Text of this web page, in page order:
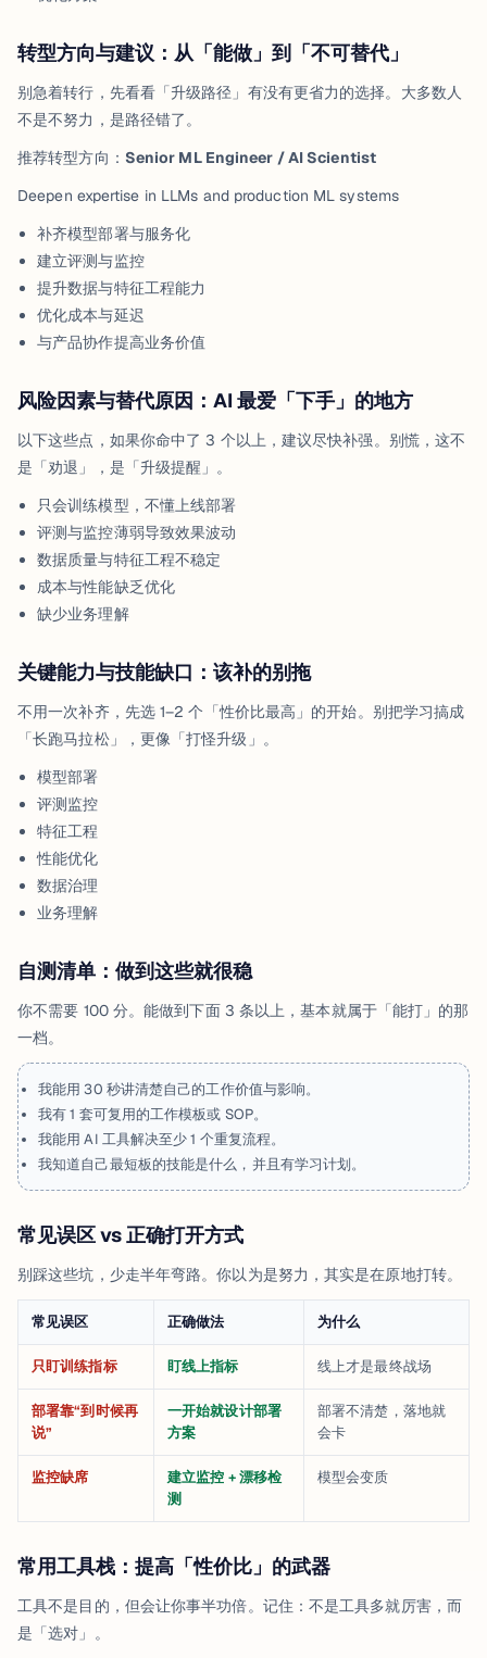
转型方向与建议：从「能做」到「不可替代」
别急着转行，先看看「升级路径」有没有更省力的选择。大多数人
不是不努力，是路径错了。
推荐转型方向： Senior ML Engineer / AI Scientist
Deepen expertise in LLMs and production ML systems
补齐模型部署与服务化
建立评测与监控
提升数据与特征工程能力
优化成本与延迟
与产品协作提高业务价值
风险因素与替代原因：AI 最爱「下手」的地方
以下这些点，如果你命中了 3 个以上，建议尽快补强。别慌，这不
是「劝退」，是「升级提醒」。
只会训练模型，不懂上线部署
评测与监控薄弱导致效果波动
数据质量与特征工程不稳定
成本与性能缺乏优化
缺少业务理解
关键能力与技能缺口：该补的别拖
不用一次补齐，先选 1–2 个「性价比最高」的开始。别把学习搞成
「长跑马拉松」，更像「打怪升级」。
模型部署
评测监控
特征工程
性能优化
数据治理
业务理解
自测清单：做到这些就很稳
你不需要 100 分。能做到下面 3 条以上，基本就属于「能打」的那
一档。
我能用 30 秒讲清楚自己的工作价值与影响。
我有 1 套可复用的工作模板或 SOP。
我能用 AI 工具解决至少 1 个重复流程。
我知道自己最短板的技能是什么，并且有学习计划。
常见误区 vs 正确打开方式
别踩这些坑，少走半年弯路。你以为是努力，其实是在原地打转。
常见误区 正确做法 为什么
只盯训练指标 盯线上指标 线上才是最终战场
部署靠“到时候再
说”
一开始就设计部署
方案
部署不清楚，落地就
会卡
监控缺席
建立监控 + 漂移检
测
模型会变质
常用工具栈：提高「性价比」的武器
工具不是目的，但会让你事半功倍。记住：不是工具多就厉害，而
是「选对」。